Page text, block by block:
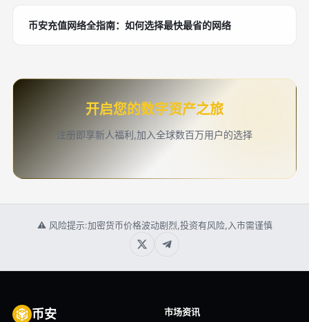
币安充值网络全指南：如何选择最快最省的网络
开启您的数字资产之旅
注册即享新人福利,加入全球数百万用户的选择
⚠ 风险提示:加密货币价格波动剧烈,投资有风险,入市需谨慎
币安 市场资讯